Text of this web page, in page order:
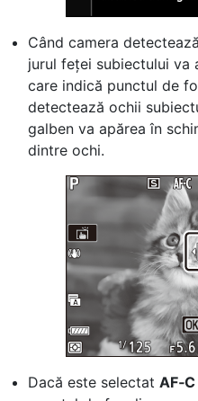
Când camera
jurul feței subiectului va
care indică punctul de
detectează ochii
galben va apărea în
dintre ochi.
Dacă este selectat AF‑C